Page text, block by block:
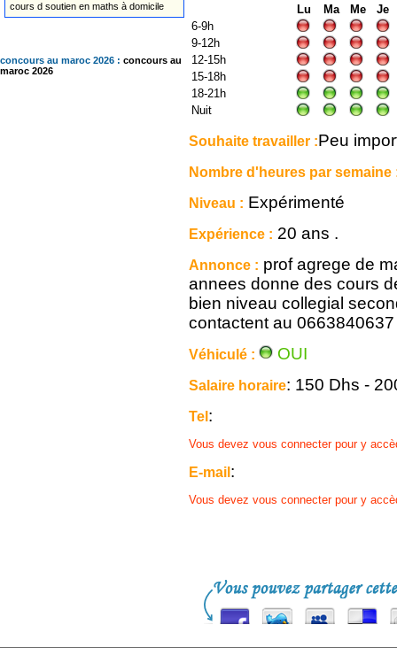
cours d soutien en maths à domicile
concours au maroc 2026 : concours au
maroc 2026
Lu Ma Me
Je
6-9h
9-12h
12-15h
15-18h
18-21h
Nuit
Souhaite travailler :Peu
Nombre d'heures par semaine
Niveau : Expérimenté
Expérience : 20 ans .
Annonce : prof agrege de
annees donne des cours
bien niveau collegial
contactent au 0663840637
Véhiculé : OUI
Salaire horaire: 150 Dhs -
Tel :
Vous devez vous connecter pour y
E-mail :
Vous devez vous connecter pour y